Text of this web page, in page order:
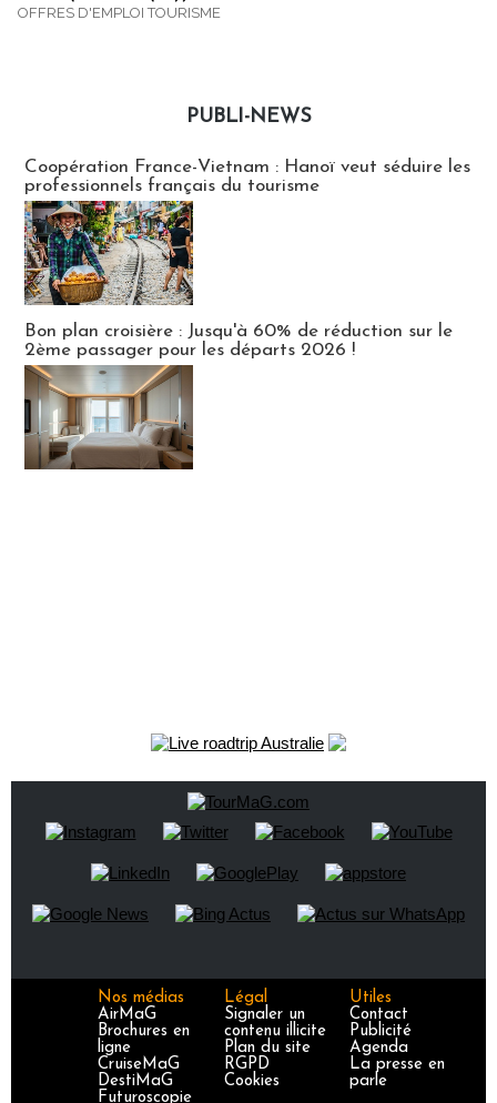
OFFRES D'EMPLOI TOURISME
PUBLI-NEWS
Coopération France-Vietnam : Hanoï veut séduire les
professionnels français du tourisme
Bon plan croisière : Jusqu'à 60% de réduction sur le
2ème passager pour les départs 2026 !
Nos médias
AirMaG
Brochures en
ligne
CruiseMaG
DestiMaG
Futuroscopie
Légal
Signaler un
contenu illicite
Plan du site
RGPD
Cookies
Utiles
Contact
Publicité
Agenda
La presse en
parle